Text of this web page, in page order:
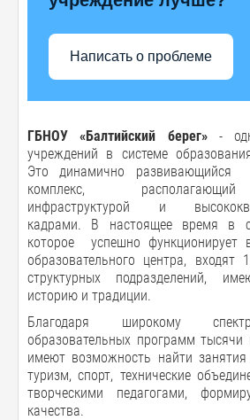
Написать о проблеме
ГБНОУ «Балтийский берег»-
учреждений в системе
Это динамично развивающийся
комплекс,
инфраструктурой и
кадрами. В настоящее время в
которое успешно функционирует
образовательного центра, входят
структурных подразделений,
историю и традиции.
Благодаря широкому
образовательных программ
имеют возможность найти
туризм, спорт, технические
творческими педагогами,
качества.